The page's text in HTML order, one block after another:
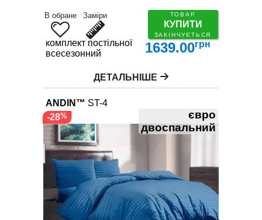
В обране Заміри ТОВАР
КУПИТИ
ЗАКІНЧУЄТЬСЯ
комплект постільної білизни
всесезонний
1639.00грн
ДЕТАЛЬНІШЕ
ANDIN™ ST-4
євро
двоспальний
-28